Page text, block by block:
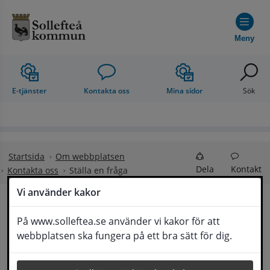
Vi använder kakor
På www.solleftea.se använder vi kakor för att
webbplatsen ska fungera på ett bra sätt för dig.
Meny
E-tjänster Kontakta oss Mina sidor Sök
Startsida
Om webbplatsen
Kontakta oss
Ställa en fråga Dela Kontakt
Ställa en fråga
Om din fråga är omfattande kan det bli aktuellt